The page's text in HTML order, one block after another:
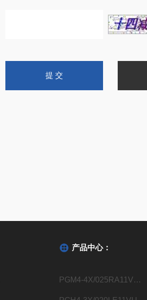
产品中心：
PGM4-4X/025RA11VU2德国力士乐Rexroth内齿轮泵R901363096